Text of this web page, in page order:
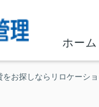
ホーム
お探しならリロケーシ